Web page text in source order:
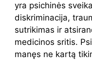
yra psichinės
diskriminacija,
sutrikimas ir
medicinos sritis.
manęs ne kartą